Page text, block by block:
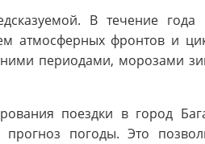
В течение года
атмосферных фронтов и
периодами, морозами
поездки в город
прогноз погоды. Это